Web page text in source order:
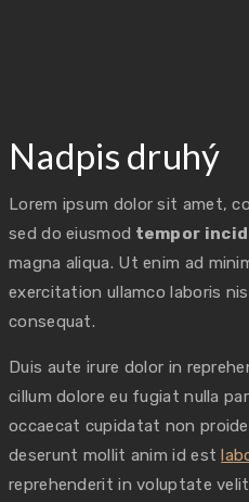
Nadpis druhý
Lorem ipsum dolor sit amet,
sed do eiusmod tempor
magna aliqua. Ut enim ad
exercitation ullamco laboris
consequat.
Duis aute irure dolor in
cillum dolore eu fugiat nulla
occaecat cupidatat non
deserunt mollit anim id est
reprehenderit in voluptate